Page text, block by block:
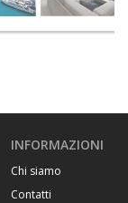
INFORMAZIONI
Chi siamo
Contatti